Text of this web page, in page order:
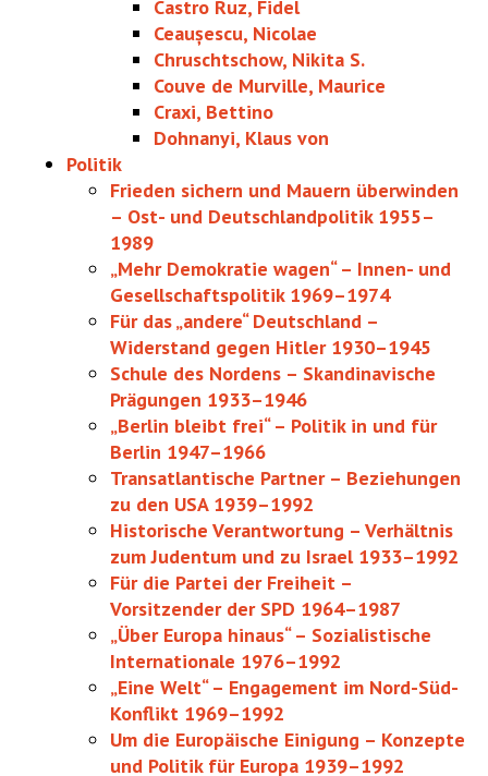
Castro Ruz, Fidel
Ceaușescu, Nicolae
Chruschtschow, Nikita S.
Couve de Murville, Maurice
Craxi, Bettino
Dohnanyi, Klaus von
Politik
Frieden sichern und Mauern überwinden
– Ost- und Deutschlandpolitik 1955–
1989
„Mehr Demokratie wagen“ – Innen- und
Gesellschaftspolitik 1969–1974
Für das „andere“ Deutschland –
Widerstand gegen Hitler 1930–1945
Schule des Nordens – Skandinavische
Prägungen 1933–1946
„Berlin bleibt frei“ – Politik in und für
Berlin 1947–1966
Transatlantische Partner – Beziehungen
zu den USA 1939–1992
Historische Verantwortung – Verhältnis
zum Judentum und zu Israel 1933–1992
Für die Partei der Freiheit –
Vorsitzender der SPD 1964–1987
„Über Europa hinaus“ – Sozialistische
Internationale 1976–1992
„Eine Welt“ – Engagement im Nord-Süd-
Konflikt 1969–1992
Um die Europäische Einigung – Konzepte
und Politik für Europa 1939–1992